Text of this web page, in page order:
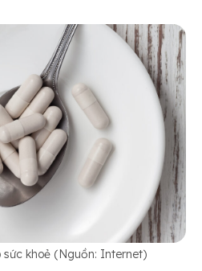
khoẻ (Nguồn: Internet)